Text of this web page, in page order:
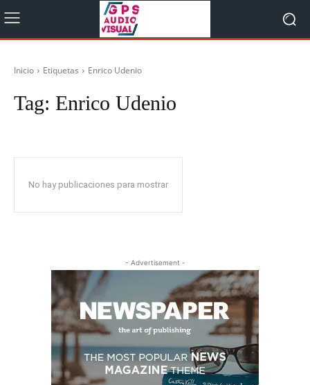
Inicio Etiquetas Enrico Udenio
Tag: Enrico Udenio
No hay publicaciones para mostrar
- Advertisement -